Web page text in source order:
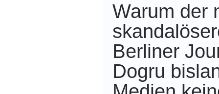
Warum der
Berliner
Dogru